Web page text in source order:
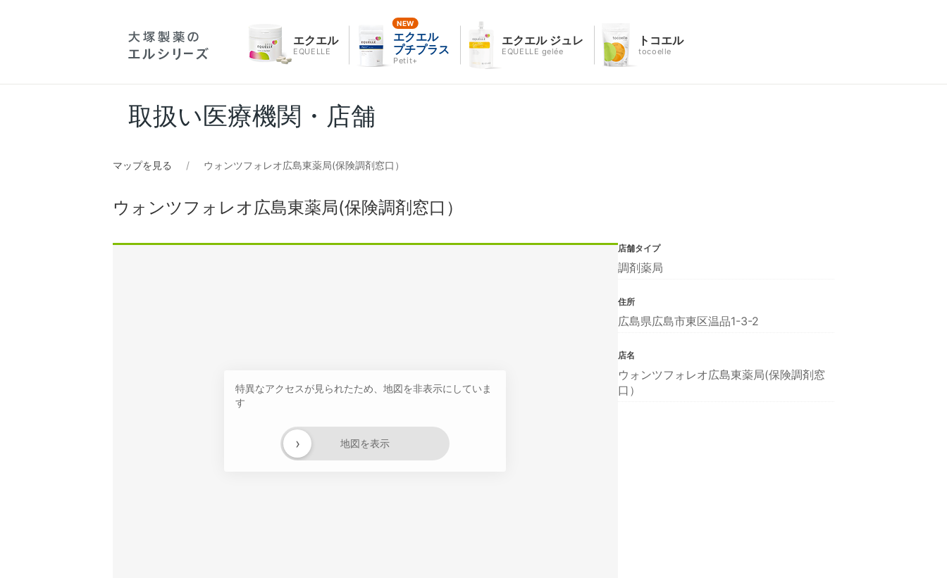
エクエル
EQUELLE
エクエル
プチプラス
Petit+
エクエル ジュレ
EQUELLE gelée
トコエル
tocoelle
取扱い医療機関・店舗
マップを見る ウォンツフォレオ広島東薬局(保険調剤窓口）
ウォンツフォレオ広島東薬局(保険調剤窓口）
特異なアクセスが見られたため、地図を非表示にしていま
す
地図を表示
›
店舗タイプ
調剤薬局
住所
広島県広島市東区温品1-3-2
店名
ウォンツフォレオ広島東薬局(保険調剤窓
口）